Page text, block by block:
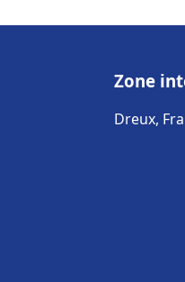
Zone
Dreux,